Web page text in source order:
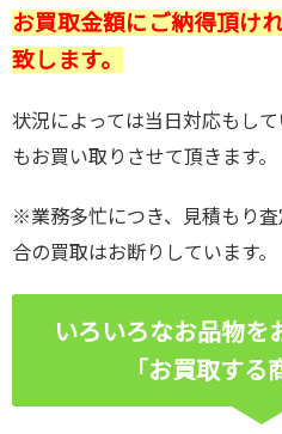
お買取金額にご納得頂け
致します。
状況によっては当日対応もし
もお買い取りさせて頂きます。
※業務多忙につき、見積もり
合の買取はお断りしています。
いろいろなお品物を
「お買取する